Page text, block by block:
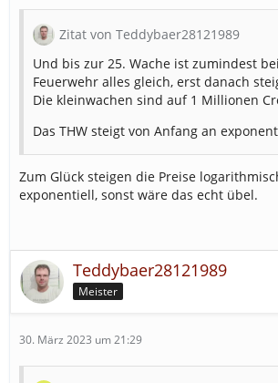
Zitat von Teddybaer28121989
Und bis zur 25. Wache ist zumindest
Feuerwehr alles gleich, erst danach
Die kleinwachen sind auf 1 Millionen
Das THW steigt von Anfang an
Zum Glück steigen die Preise
exponentiell, sonst wäre das echt übel.
Teddybaer28121989
Meister
30. März 2023 um 21:29